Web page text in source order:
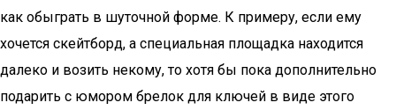
как обыграть в шуточной форме. К примеру, если ему
хочется скейтборд, а специальная площадка находится
далеко и возить некому, то хотя бы пока дополнительно
подарить с юмором брелок для ключей в виде этого